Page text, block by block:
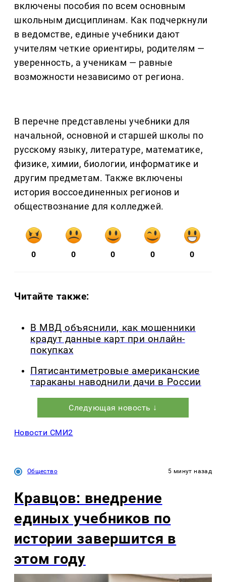
включены пособия по всем основным
школьным дисциплинам. Как подчеркнули
в ведомстве, единые учебники дают
учителям четкие ориентиры, родителям —
уверенность, а ученикам — равные
возможности независимо от региона.
В перечне представлены учебники для
начальной, основной и старшей школы по
русскому языку, литературе, математике,
физике, химии, биологии, информатике и
другим предметам. Также включены
история воссоединенных регионов и
обществознание для колледжей.
0 0 0 0 0
Читайте также:
В МВД объяснили, как мошенники
крадут данные карт при онлайн-
покупках
Пятисантиметровые американские
тараканы наводнили дачи в России
Следующая новость ↓
Новости СМИ2
Общество 5 минут назад
Кравцов: внедрение
единых учебников по
истории завершится в
этом году